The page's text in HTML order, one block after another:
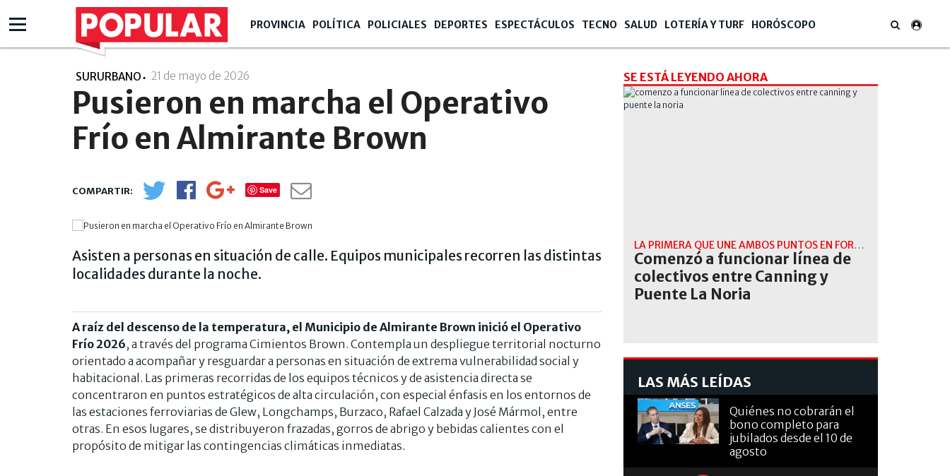
PROVINCIA POLÍTICA POLICIALES DEPORTES ESPECTÁCULOS TECNO SALUD LOTERÍA Y TURF HORÓSCOPO
SURURBANO 21 de mayo de 2026
Pusieron en marcha el Operativo
Frío en Almirante Brown
Save
Asisten a personas en situación de calle. Equipos municipales recorren las distintas
localidades durante la noche.
A raíz del descenso de la temperatura, el Municipio de Almirante Brown inició el Operativo
Frío 2026, a través del programa Cimientos Brown. Contempla un despliegue territorial nocturno
orientado a acompañar y resguardar a personas en situación de extrema vulnerabilidad social y
habitacional. Las primeras recorridas de los equipos técnicos y de asistencia directa se
concentraron en puntos estratégicos de alta circulación, con especial énfasis en los entornos de
las estaciones ferroviarias de Glew, Longchamps, Burzaco, Rafael Calzada y José Mármol, entre
otras. En esos lugares, se distribuyeron frazadas, gorros de abrigo y bebidas calientes con el
propósito de mitigar las contingencias climáticas inmediatas.
SE ESTÁ LEYENDO AHORA
LA PRIMERA QUE UNE AMBOS PUNTOS EN FORMA DIRECTA
Comenzó a funcionar línea de
colectivos entre Canning y
Puente La Noria
LAS MÁS LEÍDAS
Quiénes no cobrarán el
bono completo para
jubilados desde el 10 de
agosto